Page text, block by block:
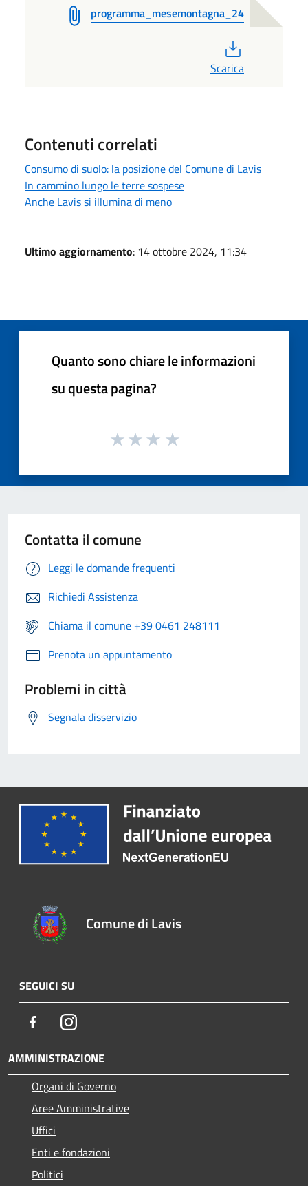
programma_mesemontagna_24
Scarica
Contenuti correlati
Consumo di suolo: la posizione del Comune di Lavis
In cammino lungo le terre sospese
Anche Lavis si illumina di meno
Ultimo aggiornamento: 14 ottobre 2024, 11:34
Quanto sono chiare le informazioni
su questa pagina?
Contatta il comune
Leggi le domande frequenti
Richiedi Assistenza
Chiama il comune +39 0461 248111
Prenota un appuntamento
Problemi in città
Segnala disservizio
Comune di Lavis
SEGUICI SU
FacebookInstagram
AMMINISTRAZIONE
Organi di Governo
Aree Amministrative
Uffici
Enti e fondazioni
Politici